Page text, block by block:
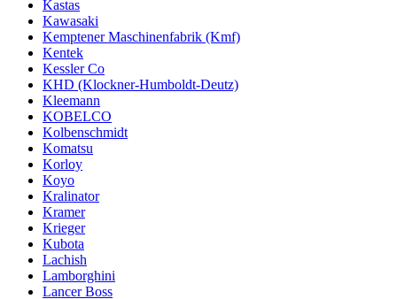
Kastas
Kawasaki
Kemptener Maschinenfabrik (Kmf)
Kentek
Kessler Co
KHD (Klockner-Humboldt-Deutz)
Kleemann
KOBELCO
Kolbenschmidt
Komatsu
Korloy
Koyo
Kralinator
Kramer
Krieger
Kubota
Lachish
Lamborghini
Lancer Boss